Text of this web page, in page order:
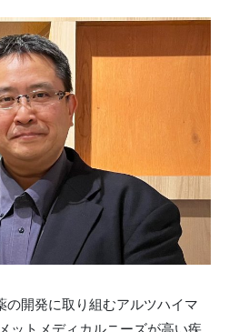
の開発に取り組むアルツハイマ